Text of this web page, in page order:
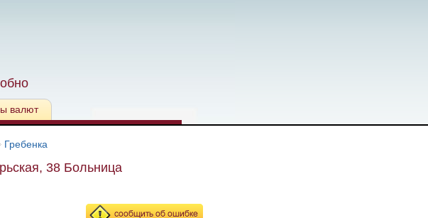
валют
Гребенка
38 Больница